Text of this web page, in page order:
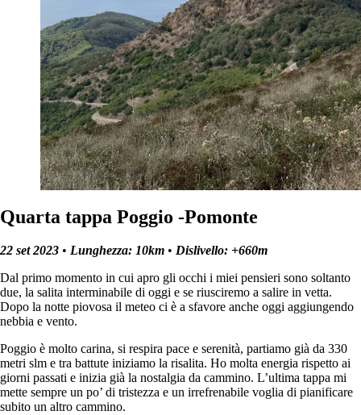
Quarta tappa Poggio -Pomonte
22 set 2023 • Lunghezza: 10km • Dislivello: +660m
Dal primo momento in cui apro gli occhi i miei pensieri sono soltanto
due, la salita interminabile di oggi e se riusciremo a salire in vetta.
Dopo la notte piovosa il meteo ci è a sfavore anche oggi aggiungendo
nebbia e vento.
Poggio è molto carina, si respira pace e serenità, partiamo già da 330
metri slm e tra battute iniziamo la risalita. Ho molta energia rispetto ai
giorni passati e inizia già la nostalgia da cammino. L’ultima tappa mi
mette sempre un po’ di tristezza e un irrefrenabile voglia di pianificare
subito un altro cammino.